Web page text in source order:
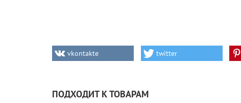
vkontakte twitter
ПОДХОДИТ К ТОВАРАМ